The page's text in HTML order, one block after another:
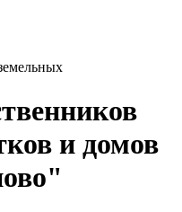
и домов